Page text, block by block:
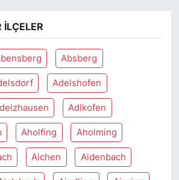
İLÇELER
Absberg
Adelshofen
Adlkofen
Aholfing Aholming
Aichen Aidenbach